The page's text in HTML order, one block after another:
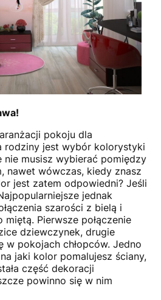
pokoju dla
rodziny jest wybór kolorystyki
nie musisz wybierać pomiędzy
nawet wówczas, kiedy znasz
jest zatem odpowiedni? Jeśli
jednak
szarości z bielą i
Pierwsze połączenie
dziewczynek, drugie
w pokojach chłopców. Jedno
jaki kolor pomalujesz ściany,
część dekoracji
powinno się w nim